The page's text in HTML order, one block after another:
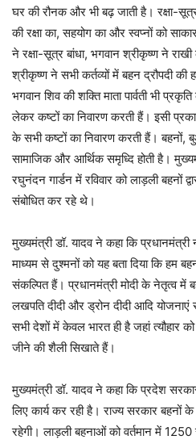
घर की रौनक और भी बढ़ जाती है। रक्षा-
की रक्षा का, सहयोग का और स्वप्नों को
ने रक्षा-सूत्र बांधा, भगवान श्रीकृष्ण ने
श्रीकृष्ण ने सभी कर्तव्यों में बहन द्रौपदी की
भगवान शिव की शक्ति माता पार्वती भी
लेकर कष्टों का निवारण करती हैं। इसी
के सभी कष्टों का निवारण करती हैं। बहनों,
सामाजिक और आर्थिक समृध्दि होती है।
रघुनंदन गार्डन में रविवार को लाड़ली बहनों
संबोधित कर रहे थे।
मुख्यमंत्री डॉ. यादव ने कहा कि
माध्यम से दुश्मनों को यह बता दिया कि हम
संकल्पित हैं। प्रधानमंत्री मोदी के नेतृत्व
लखपति दीदी और ड्रोन दीदी आदि योजनाएं
सभी देशों में केवल भारत ही है जहां त्यौहार
जीने की शैली सिखाते हैं।
मुख्यमंत्री डॉ. यादव ने कहा कि प्रदेश
लिए कार्य कर रही है। राज्य सरकार बहनों
रहेगी। लाड़ली बहनाओं को वर्तमान में 1250